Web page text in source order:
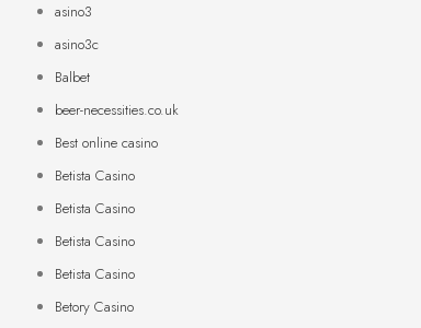
asino3
asino3c
Balbet
beer-necessities.co.uk
Best online casino
Betista Casino
Betista Casino
Betista Casino
Betista Casino
Betory Casino